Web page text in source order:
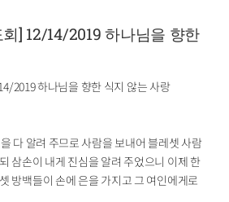
] 12/14/2019 하나님을 향한
2019 하나님을 향한 식지 않는 사랑
다 알려 주므로 사람을 보내어 블레셋 사람
삼손이 내게 진심을 알려 주었으니 이제 한
방백들이 손에 은을 가지고 그 여인에게로